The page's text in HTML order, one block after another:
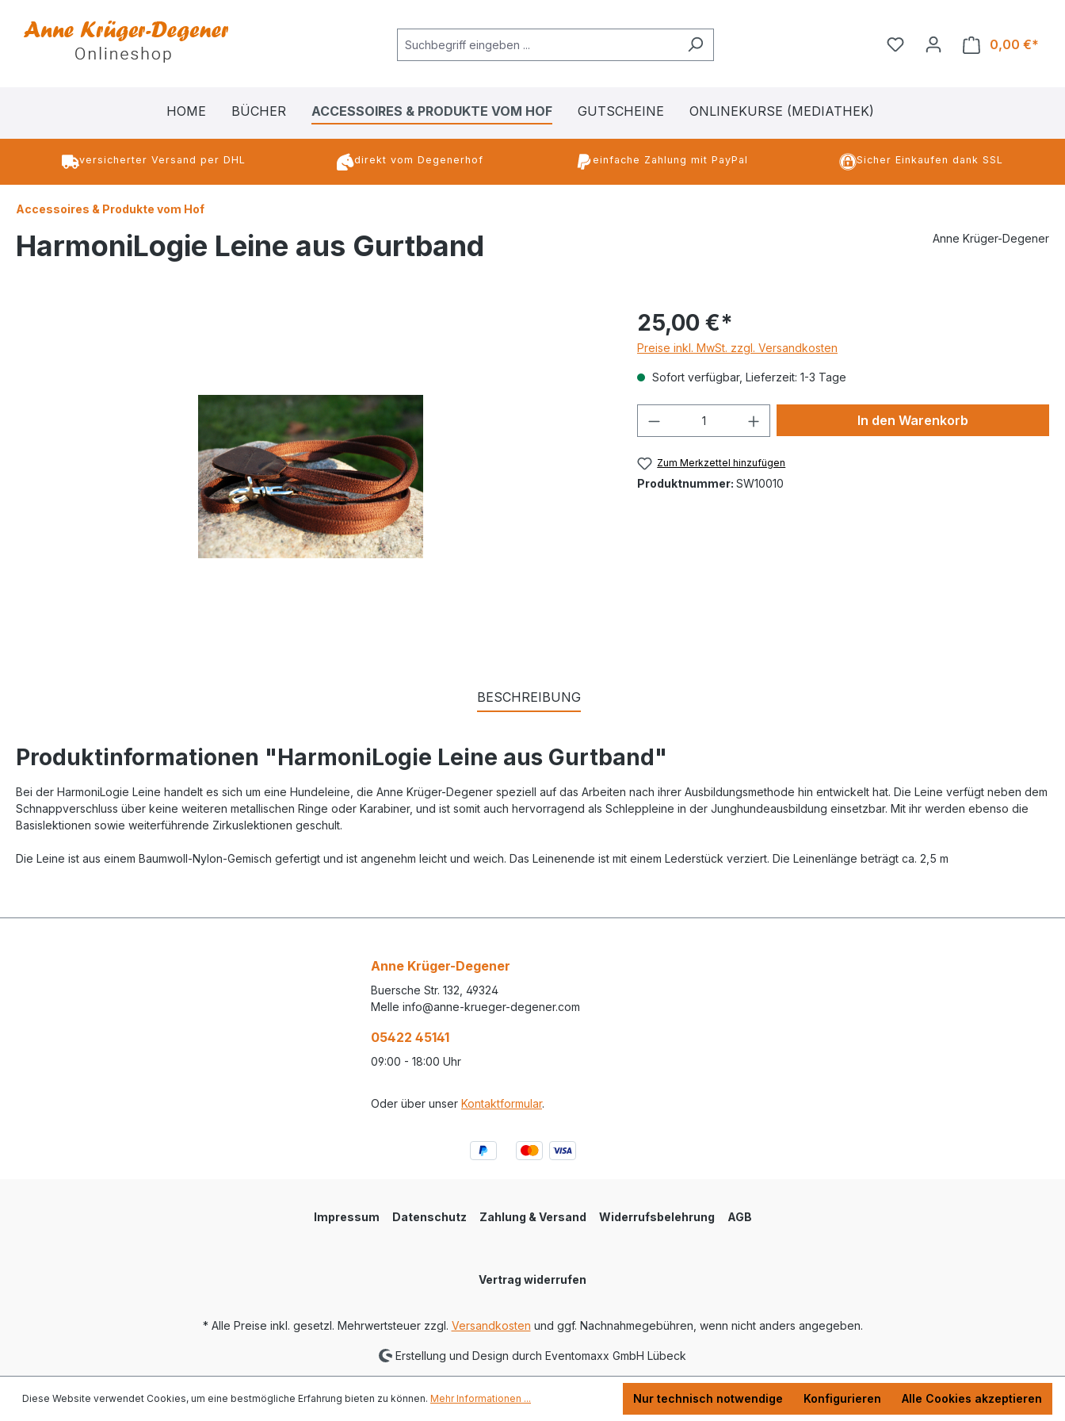
0,00 €*
HOME BÜCHER ACCESSOIRES & PRODUKTE VOM HOF GUTSCHEINE ONLINEKURSE (MEDIATHEK)
versicherter Versand per DHL direkt vom Degenerhof einfache Zahlung mit PayPal Sicher Einkaufen dank SSL
Accessoires & Produkte vom Hof
HarmoniLogie Leine aus Gurtband Anne Krüger-Degener
25,00 €*
Preise inkl. MwSt. zzgl. Versandkosten
Sofort verfügbar, Lieferzeit: 1-3 Tage
Produkt Anzahl: Gib den gewünschten Wert
In den Warenkorb
Zum Merkzettel hinzufügen
Produktnummer: SW10010
BESCHREIBUNG
Produktinformationen "HarmoniLogie Leine aus Gurtband"
Bei der HarmoniLogie Leine handelt es sich um eine Hundeleine, die Anne Krüger-Degener speziell auf das Arbeiten nach ihrer Ausbildungsmethode hin entwickelt hat. Die Leine verfügt neben dem
Schnappverschluss über keine weiteren metallischen Ringe oder Karabiner, und ist somit auch hervorragend als Schleppleine in der Junghundeausbildung einsetzbar. Mit ihr werden ebenso die
Basislektionen sowie weiterführende Zirkuslektionen geschult.
Die Leine ist aus einem Baumwoll-Nylon-Gemisch gefertigt und ist angenehm leicht und weich. Das Leinenende ist mit einem Lederstück verziert. Die Leinenlänge beträgt ca. 2,5 m
Anne Krüger-Degener
Buersche Str. 132, 49324
Melle info@anne-krueger-degener.com
05422 45141
09:00 - 18:00 Uhr
Oder über unser Kontaktformular.
Impressum Datenschutz Zahlung & Versand Widerrufsbelehrung AGB
Vertrag widerrufen
* Alle Preise inkl. gesetzl. Mehrwertsteuer zzgl. Versandkosten und ggf. Nachnahmegebühren, wenn nicht anders angegeben.
Erstellung und Design durch Eventomaxx GmbH Lübeck
Diese Website verwendet Cookies, um eine bestmögliche Erfahrung bieten zu können. Mehr Informationen ... Nur technisch notwendige Konfigurieren Alle Cookies akzeptieren